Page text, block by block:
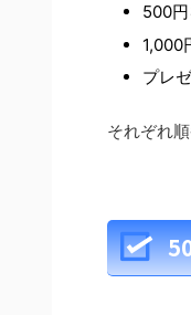
500
1,000
プレ
それぞれ